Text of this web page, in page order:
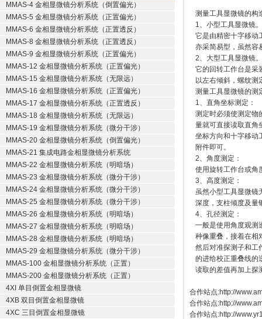
MMAS-4 金相显微镜分析系统（倒置偏光）
MMAS-5 金相显微镜分析系统（正置偏光）
MMAS-6 金相显微镜分析系统（正置透反）
MMAS-8 金相显微镜分析系统（正置透反）
MMAS-9 金相显微镜分析系统（正置偏光）
MMAS-12 金相显微镜分析系统（正置偏光）
MMAS-15 金相显微镜分析系统（无限远）
MMAS-16 金相显微镜分析系统（正置偏光）
MMAS-17 金相显微镜分析系统（正置透反）
MMAS-18 金相显微镜分析系统（无限远）
MMAS-19 金相显微镜分析系统（微分干涉）
MMAS-20 金相显微镜分析系统（倒置偏光）
MMAS-21 集成电路金相显微镜分析系统
MMAS-22 金相显微镜分析系统（明暗场）
MMAS-23 金相显微镜分析系统（微分干涉）
MMAS-24 金相显微镜分析系统（微分干涉）
MMAS-25 金相显微镜分析系统（微分干涉）
MMAS-26 金相显微镜分析系统（明暗场）
MMAS-27 金相显微镜分析系统（明暗场）
MMAS-28 金相显微镜分析系统（明暗场）
MMAS-29 金相显微镜分析系统（微分干涉）
MMAS-100 金相显微镜分析系统（正置）
MMAS-200 金相显微镜分析系统（正置）
4XI 单目倒置金相显微镜
4XB 双目倒置金相显微镜
4XC 三目倒置金相显微镜
测量工具显微镜的构
1、小型工具显微镜。
它是由精密十字移动
亦采简易型，虽然容
2、大型工具显微镜。
它的回转工作台是采
以左右倾斜，螺纹测
测量工具显微镜的测
1、直角坐标测定：
测定时必须使测定物
量就可直接读取直角
坐标方向和十字移动
附件即可。
2、角度测定：
使用旋转工作台或角
3、高度测定：
虽然小型工具显微镜
深度，支柱倾度及量
4、孔径测定：
一般是使用角度观测
种像重叠，接着在相
然后对准探测子和工
的进给校正重叠线的
读取的差值再加上探
合作站点:http://
合作站点:http://
合作站点:http://